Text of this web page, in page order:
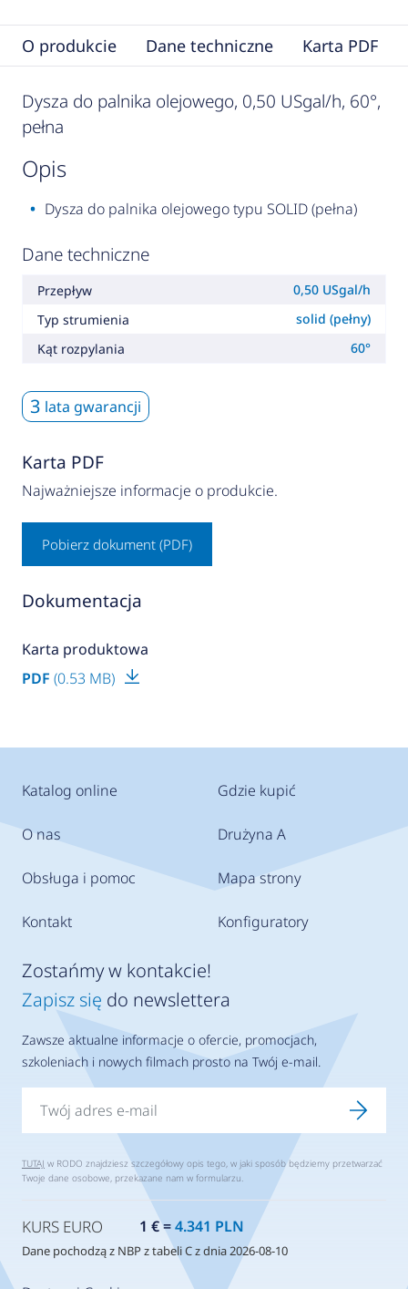
O produkcie Dane techniczne Karta PDF
Dysza do palnika olejowego, 0,50 USgal/h, 60°,
pełna
opis
Dysza do palnika olejowego typu SOLID (pełna)
Dane techniczne
Przepływ
0,50 USgal/h
Typ strumienia
solid (pełny)
Kąt rozpylania
60°
3 lata gwarancji
Karta PDF
Najważniejsze informacje o produkcie.
Pobierz dokument (PDF)
Dokumentacja
Karta produktowa
PDF (0.53 MB)
Katalog online
O nas
Obsługa i pomoc
Kontakt
Gdzie kupić
Drużyna A
Mapa strony
Konfiguratory
Zostańmy w kontakcie!
Zapisz się do newslettera
Zawsze aktualne informacje o ofercie, promocjach,
szkoleniach i nowych filmach prosto na Twój e-mail.
TUTAJ w RODO znajdziesz szczegółowy opis tego, w jaki sposób będziemy przetwarzać
Twoje dane osobowe, przekazane nam w formularzu.
KURS EURO 1 € =4.341 PLN
Dane pochodzą z NBP z tabeli C z dnia 2026-08-10